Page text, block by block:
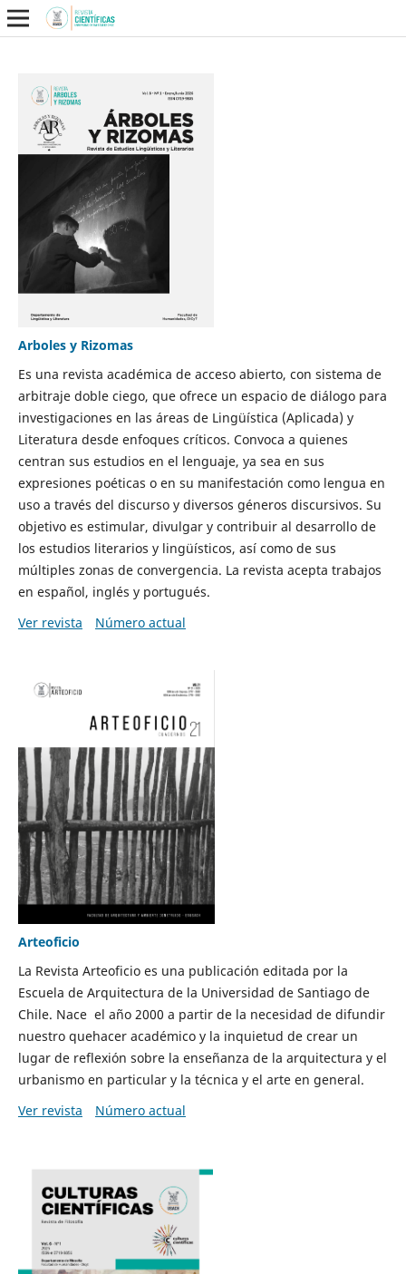
Arboles y Rizomas
Es una revista académica de acceso abierto, con sistema de
arbitraje doble ciego, que ofrece un espacio de diálogo para
investigaciones en las áreas de Lingüística (Aplicada) y
Literatura desde enfoques críticos. Convoca a quienes
centran sus estudios en el lenguaje, ya sea en sus
expresiones poéticas o en su manifestación como lengua en
uso a través del discurso y diversos géneros discursivos. Su
objetivo es estimular, divulgar y contribuir al desarrollo de
los estudios literarios y lingüísticos, así como de sus
múltiples zonas de convergencia. La revista acepta trabajos
en español, inglés y portugués.
Ver revista
Número actual
Arteoficio
La Revista Arteoficio es una publicación editada por la
Escuela de Arquitectura de la Universidad de Santiago de
Chile. Nace el año 2000 a partir de la necesidad de difundir
nuestro quehacer académico y la inquietud de crear un
lugar de reflexión sobre la enseñanza de la arquitectura y el
urbanismo en particular y la técnica y el arte en general.
Ver revista
Número actual